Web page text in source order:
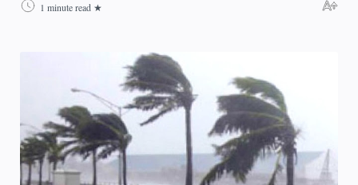
1 minute read